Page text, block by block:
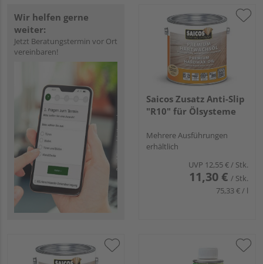
Wir helfen gerne
weiter:
Jetzt Beratungstermin vor Ort
vereinbaren!
Saicos Zusatz Anti-Slip
"R10" für Ölsysteme
Mehrere Ausführungen
erhältlich
UVP 12,55 €/ Stk.
11,30 € / Stk.
75,33 € / l